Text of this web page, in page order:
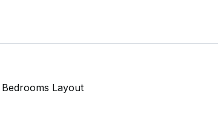
Layout